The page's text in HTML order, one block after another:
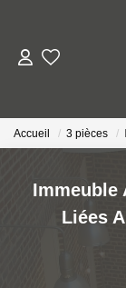
Accueil 3 pièces
Immeuble
Liées